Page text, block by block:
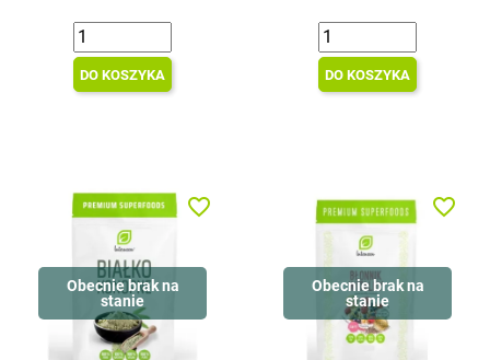
DO KOSZYKA DO KOSZYKA
Obecnie brak na
stanie
favorite_border
Obecnie brak na
stanie
favorite_border